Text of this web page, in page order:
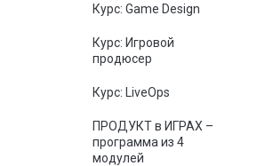
Курс: Game Design
Курс: Игровой
продюсер
Курс: LiveOps
ПРОДУКТ в ИГРАХ –
программа из 4
модулей